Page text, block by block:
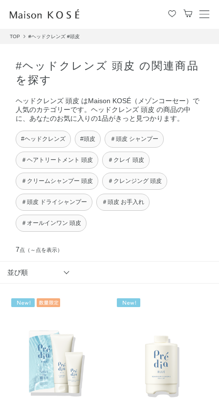
メ
TOP #ヘッドクレンズ #頭皮
#ヘッドクレンズ 頭皮 の関連商品
を探す
ヘッドクレンズ 頭皮 はMaison KOSÉ（メゾンコーセー）で
人気のカテゴリーです。ヘッドクレンズ 頭皮 の商品の中
に、あなたのお気に入りの1品がきっと見つかります。
#ヘッドクレンズ #頭皮 ＃頭皮 シャンプー
＃ヘアトリートメント 頭皮 ＃クレイ 頭皮
＃クリームシャンプー 頭皮 ＃クレンジング 頭皮
＃頭皮 ドライシャンプー ＃頭皮 お手入れ
＃オールインワン 頭皮
7点 （～点を表示）
並び順